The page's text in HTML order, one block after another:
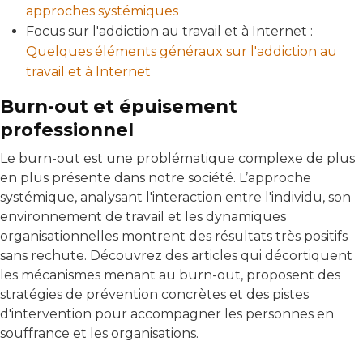
approches systémiques
Focus sur l'addiction au travail et à Internet :
Quelques éléments généraux sur l'addiction au
travail et à Internet
Burn-out et épuisement
professionnel
Le burn-out est une problématique complexe de plus
en plus présente dans notre société. L’approche
systémique, analysant l'interaction entre l'individu, son
environnement de travail et les dynamiques
organisationnelles montrent des résultats très positifs
sans rechute. Découvrez des articles qui décortiquent
les mécanismes menant au burn-out, proposent des
stratégies de prévention concrètes et des pistes
d'intervention pour accompagner les personnes en
souffrance et les organisations.